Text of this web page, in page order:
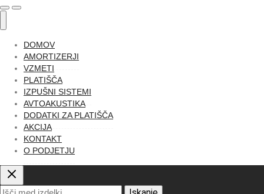
DOMOV
AMORTIZERJI
VZMETI
PLATIŠČA
IZPUŠNI SISTEMI
AVTOAKUSTIKA
DODATKI ZA PLATIŠČA
AKCIJA
KONTAKT
O PODJETJU
Išči: